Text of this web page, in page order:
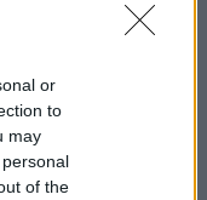
or
to
may
of the
⇑